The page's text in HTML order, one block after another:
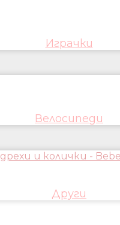
Играчки
Велосипеди
Други